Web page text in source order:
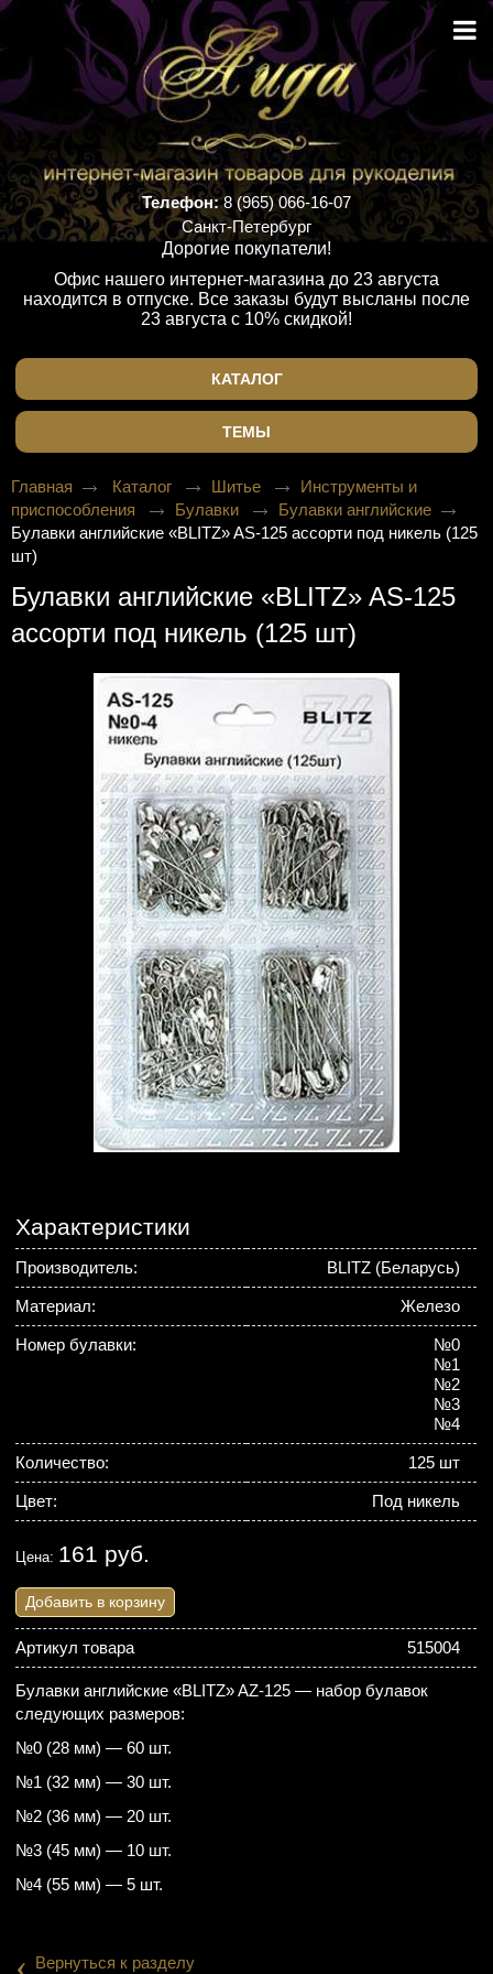
Телефон:8 (965) 066-16-07
Санкт-Петербург
Дорогие покупатели!
Офис нашего интернет-магазина до 23 августа
находится в отпуске. Все заказы будут высланы после
23 августа с 10% скидкой!
КАТАЛОГ
ТЕМЫ
Главная Каталог Шитье
Инструменты и
приспособления
Булавки
Булавки английские
Булавки английские «BLITZ» AS-125 ассорти под никель (125
шт)
Булавки английские «BLITZ» AS-125
ассорти под никель (125 шт)
Характеристики
Производитель: BLITZ (Беларусь)
Материал: Железо
Номер булавки:
№0
№1
№2
№3
№4
Количество: 125 шт
Цвет: Под никель
Цена: 161 руб.
Добавить в корзину
Артикул товара 515004
Булавки английские «BLITZ» AZ-125 — набор булавок
следующих размеров:
№0 (28 мм) — 60 шт.
№1 (32 мм) — 30 шт.
№2 (36 мм) — 20 шт.
№3 (45 мм) — 10 шт.
№4 (55 мм) — 5 шт.
‹ Вернуться к разделу